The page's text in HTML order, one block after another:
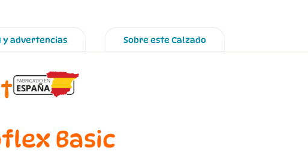
y advertencias Sobre este Calzado
Basic